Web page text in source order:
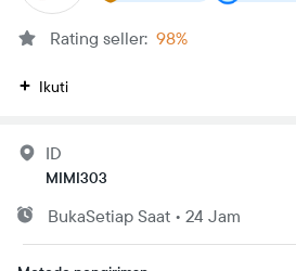
Rating seller: 98%
Ikuti
ID
MIMI303
BukaSetiap Saat • 24 Jam